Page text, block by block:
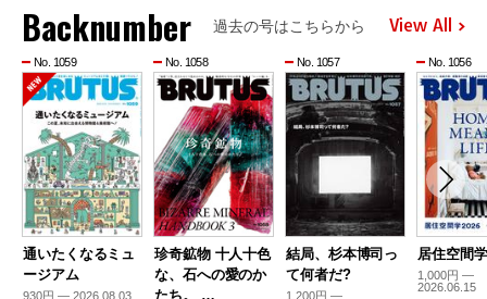
Backnumber 過去の号はこちらから View All
No. 1059
通いたくなるミュ
ージアム
930円 — 2026.08.03
No. 1058
珍奇鉱物 十人十色
な、石への愛のか
たち。 …
No. 1057
結局、杉本博司っ
て何者だ?
1,200円 —
No. 1056
居住空間
1,000円 —
2026.06.15